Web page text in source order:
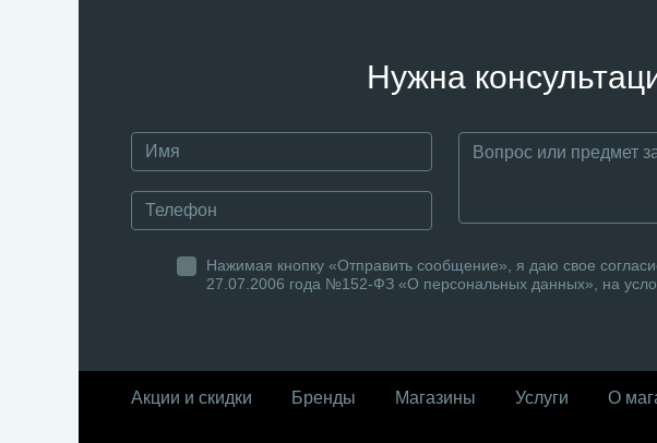
Нужна
Нажимая кнопку «Отправить сообщение», я даю свое
27.07.2006 года №152-ФЗ «О персональных данных», на
Акции и скидки Бренды Магазины Услуги О